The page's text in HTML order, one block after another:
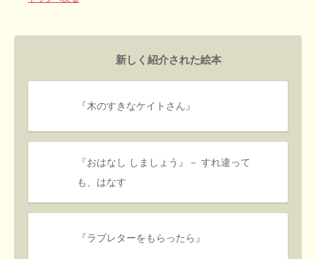
新しく紹介された絵本
『木のすきなケイトさん』
『おはなし しましょう』－ すれ違って
も、はなす
『ラブレターをもらったら』